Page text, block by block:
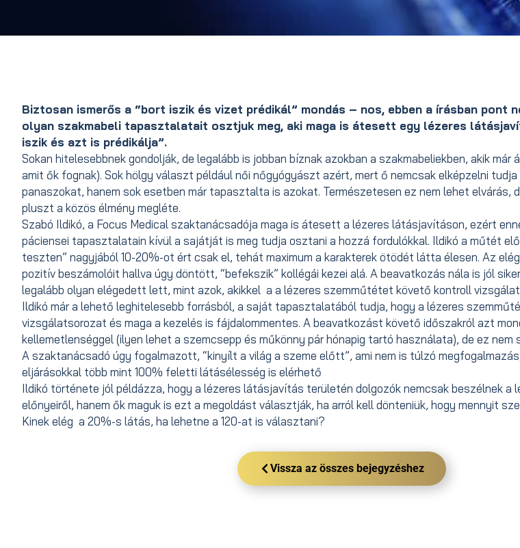
Biztosan ismerős a “bort iszik és vizet prédikál” mondás – nos, ebben a írásban pont
olyan szakmabeli tapasztalatait osztjuk meg, aki maga is átesett egy lézeres
iszik és azt is prédikálja”.
Sokan hitelesebbnek gondolják, de legalább is jobban bíznak azokban a szakmabeliekben, akik
amit ők fognak). Sok hölgy választ például női nőgyógyászt azért, mert ő nemcsak elképzelni
panaszokat, hanem sok esetben már tapasztalta is azokat. Természetesen ez nem lehet elvárás,
pluszt a közös élmény megléte.
Szabó Ildikó, a Focus Medical szaktanácsadója maga is átesett a lézeres látásjavításon, ezért
páciensei tapasztalatain kívül a sajátját is meg tudja osztani a hozzá fordulókkal. Ildikó a műtét
teszten” nagyjából 10-20%-ot ért csak el, tehát maximum a karakterek ötödét látta élesen. Az
pozitív beszámolóit hallva úgy döntött, “befekszik” kollégái kezei alá. A beavatkozás nála is jól
legalább olyan elégedett lett, mint azok, akikkel a a lézeres szemműtétet követő kontroll
Ildikó már a lehető leghitelesebb forrásból, a saját tapasztalatából tudja, hogy a lézeres
vizsgálatsorozat és maga a kezelés is fájdalommentes. A beavatkozást követő időszakról azt
kellemetlenséggel (ilyen lehet a szemcsepp és műkönny pár hónapig tartó használata), de ez nem
A szaktanácsadó úgy fogalmazott, “kinyílt a világ a szeme előtt”, ami nem is túlzó
eljárásokkal több mint 100% feletti látásélesség is elérhető
Ildikó története jól példázza, hogy a lézeres látásjavítás területén dolgozók nemcsak beszélnek a
előnyeiről, hanem ők maguk is ezt a megoldást választják, ha arról kell dönteniük, hogy mennyit
Kinek elég a 20%-s látás, ha lehetne a 120-at is választani?
Vissza az összes bejegyzéshez